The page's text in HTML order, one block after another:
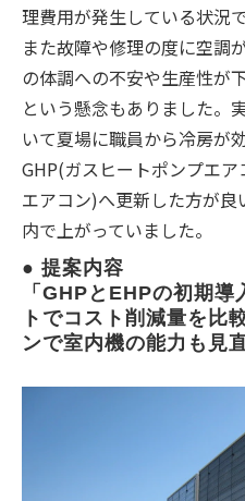
理費用が発生している状況で
また故障や修理の度に空調
の体調への不安や生産性が
という懸念もありました。
いて夏場に職員から冷房が
GHP(ガスヒートポンプエ
エアコン)へ更新した方が
内で上がっていました。
● 提案内容
「GHPとEHPの初期
トでコスト削減量を比
ンで室内機の能力も見